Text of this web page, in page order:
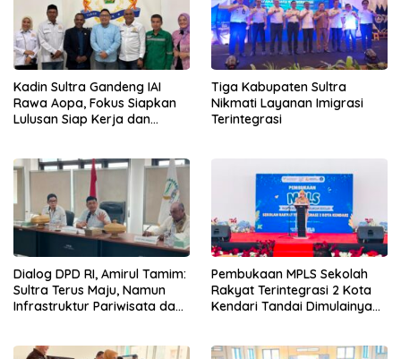
Kadin Sultra Gandeng IAI
Rawa Aopa, Fokus Siapkan
Lulusan Siap Kerja dan
Tiga Kabupaten Sultra
Nikmati Layanan Imigrasi
Terintegrasi
Dialog DPD RI, Amirul Tamim:
Sultra Terus Maju, Namun
Infrastruktur Pariwisata dan
Pembukaan MPLS Sekolah
Rakyat Terintegrasi 2 Kota
Kendari Tandai Dimulainya